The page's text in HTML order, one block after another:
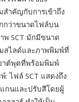
ำคัญกับการเข้าถึง
กว่าขนาดไฟล์บน
พ SCT มักมีขนาด
สไลด์และภาพพิมพ์ที่
าต์พุตที่พร้อมพิมพ์
ไฟล์ SCT แสดงถึง
กนและปรับสีโดยผู้